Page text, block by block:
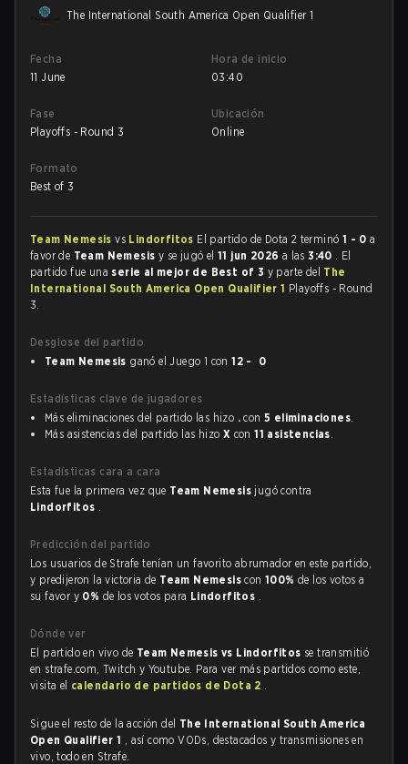
The International South America Open Qualifier 1
Fecha
11 June
Hora de inicio
03:40
Fase
Playoffs - Round 3
Ubicación
Online
Formato
Best of 3
Team Nemesisvs Lindorfitos El partido de Dota 2 terminó 1 - 0 a
favor de Team Nemesis y se jugó el11 jun 2026 a las3:40 . El
partido fue una serie al mejor de Best of 3 y parte del The
International South America Open Qualifier 1 Playoffs - Round
3.
Desglose del partido
Team Nemesis ganó el Juego 1 con12 - 0
Estadísticas clave de jugadores
Más eliminaciones del partido las hizo . con5 eliminaciones.
Más asistencias del partido las hizo X con11 asistencias.
Estadísticas cara a cara
Esta fue la primera vez que Team Nemesis jugó contra
Lindorfitos .
Predicción del partido
Los usuarios de Strafe tenían un favorito abrumador en este partido,
y predijeron la victoria de Team Nemesiscon100%de los votos a
su favor y 0% de los votos para Lindorfitos .
Dónde ver
El partido en vivo de Team Nemesis vs Lindorfitos se transmitió
en strafe.com, Twitch y Youtube. Para ver más partidos como este,
visita el calendario de partidos de Dota 2 .
Sigue el resto de la acción del The International South America
Open Qualifier 1 , así como VODs, destacados y transmisiones en
vivo, todo en Strafe.